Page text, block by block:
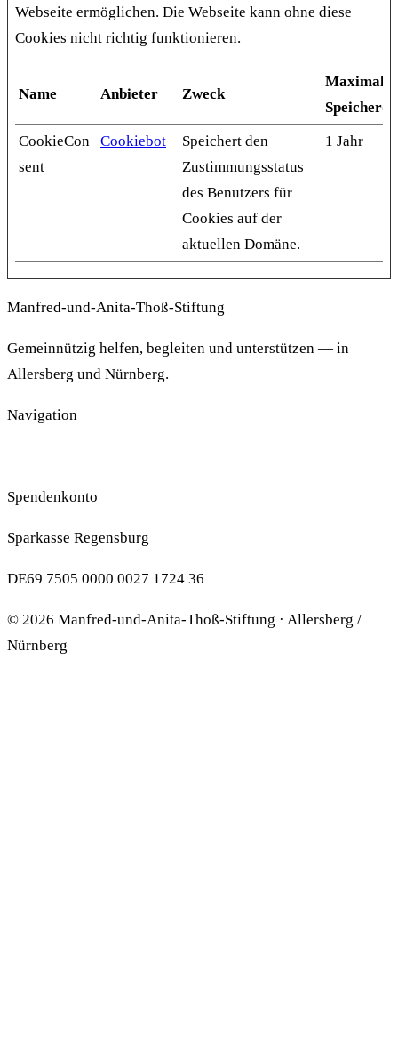
Webseite ermöglichen. Die Webseite kann ohne diese
Cookies nicht richtig funktionieren.
Name Anbieter Zweck
Maximale
CookieCon
sent
Cookiebot
Speichert den
Zustimmungsstatus
des Benutzers für
Cookies auf der
aktuellen Domäne.
1 Jahr
Manfred-und-Anita-Thoß-Stiftung
Gemeinnützig helfen, begleiten und unterstützen — in
Allersberg und Nürnberg.
Navigation
Spendenkonto
Sparkasse Regensburg
DE69 7505 0000 0027 1724 36
© 2026 Manfred-und-Anita-Thoß-Stiftung · Allersberg /
Nürnberg